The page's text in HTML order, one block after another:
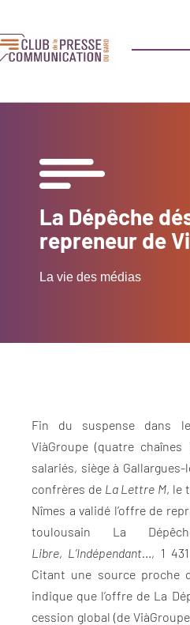
La Dépêche
repreneur de
La vie des médias
Fin du suspense dans
ViàGroupe (quatre
salariés, siège à
confrères de La Lettre M, le
Nîmes a validé l’offre de
toulousain La
Libre, L’Indépendant..., 1
Citant une source proche
indique que l’offre de La
cession global (de